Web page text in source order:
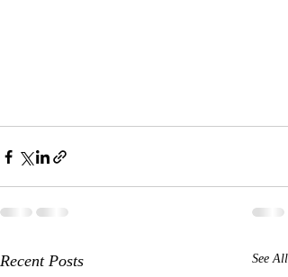
Recent Posts See All